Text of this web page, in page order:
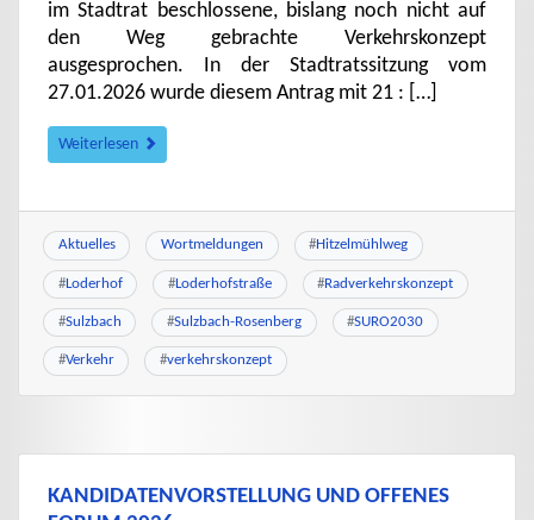
im Stadtrat beschlossene, bislang noch nicht auf
den Weg gebrachte Verkehrskonzept
ausgesprochen. In der Stadtratssitzung vom
27.01.2026 wurde diesem Antrag mit 21 : […]
Weiterlesen
Aktuelles Wortmeldungen #Hitzelmühlweg
#Loderhof #Loderhofstraße #Radverkehrskonzept
#Sulzbach #Sulzbach-Rosenberg #SURO2030
#Verkehr #verkehrskonzept
KANDIDATENVORSTELLUNG UND OFFENES